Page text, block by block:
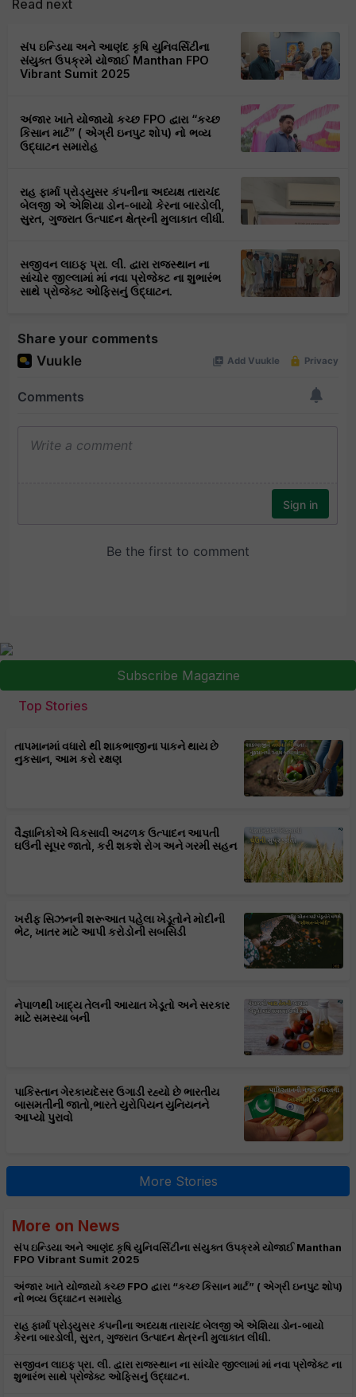
Read next
સંપ ઇન્ડિયા અને આણંદ કૃષિ યુનિવર્સિટીના
સંયુક્ત ઉપક્રમે યોજાઈ Manthan FPO
Vibrant Sumit 2025
અંજાર ખાતે યોજાયો કચ્છ FPO દ્વારા “કચ્છ
કિસાન માર્ટ” ( એગ્રી ઇનપુટ શોપ) નો ભવ્ય
ઉદ્ઘાટન સમારોહ
રાહ ફાર્મા પ્રોડ્યુસર કંપનીના અધ્યક્ષ તારાચંદ
બેલજી એ એશિયા ડોન-બાયો કેરના બારડોલી,
સુરત, ગુજરાત ઉત્પાદન ક્ષેત્રની મુલાકાત લીધી.
સજીવન લાઇફ પ્રા. લી. દ્વારા રાજસ્થાન ના
સાંચોર જીલ્લામાં માં નવા પ્રોજેક્ટ ના શુભારંભ
સાથે પ્રોજેક્ટ ઓફિસનું ઉદ્ઘાટન.
Share your comments
Subscribe Magazine
Top Stories
તાપમાનમાં વધારો થી શાકભાજીના પાકને થાય છે
નુકસાન, આમ કરો રક્ષણ
વૈજ્ઞાનિકોએ વિકસાવી અઢળક ઉત્પાદન આપતી
ઘઉંની સૂપર જાતો, કરી શકશે રોગ અને ગરમી સહન
ખરીફ સિઝનની શરૂઆત પહેલા ખેડૂતોને મોદીની
ભેટ, ખાતર માટે આપી કરોડોની સબસિડી
નેપાળથી ખાદ્ય તેલની આયાત ખેડૂતો અને સરકાર
માટે સમસ્યા બની
પાકિસ્તાન ગેરકાયદેસર ઉગાડી રહ્યો છે ભારતીય
બાસમતીની જાતો,ભારતે યુરોપિયન યુનિયનને
આપ્યો પુરાવો
More Stories
More on News
સંપ ઇન્ડિયા અને આણંદ કૃષિ યુનિવર્સિટીના સંયુક્ત ઉપક્રમે યોજાઈ Manthan
FPO Vibrant Sumit 2025
અંજાર ખાતે યોજાયો કચ્છ FPO દ્વારા “કચ્છ કિસાન માર્ટ” ( એગ્રી ઇનપુટ શોપ)
નો ભવ્ય ઉદ્ઘાટન સમારોહ
રાહ ફાર્મા પ્રોડ્યુસર કંપનીના અધ્યક્ષ તારાચંદ બેલજી એ એશિયા ડોન-બાયો
કેરના બારડોલી, સુરત, ગુજરાત ઉત્પાદન ક્ષેત્રની મુલાકાત લીધી.
સજીવન લાઇફ પ્રા. લી. દ્વારા રાજસ્થાન ના સાંચોર જીલ્લામાં માં નવા પ્રોજેક્ટ ના
શુભારંભ સાથે પ્રોજેક્ટ ઓફિસનું ઉદ્ઘાટન.